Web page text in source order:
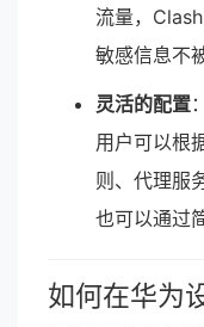
流量，
敏感信息不
灵活的配置
用户可以根
则、代理服
也可以通过
如何在华为